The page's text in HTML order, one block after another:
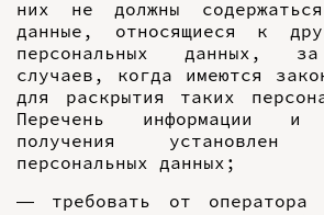
них не должны содержаться
данные, относящиеся к
персональных данных, за
случаев, когда имеются
для раскрытия таких
Перечень информации
получения
персональных данных;
— требовать от оператора